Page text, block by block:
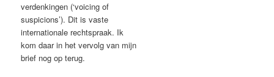
verdenkingen (‘voicing of
suspicions’). Dit is vaste
internationale rechtspraak. Ik
kom daar in het vervolg van mijn
brief nog op terug.